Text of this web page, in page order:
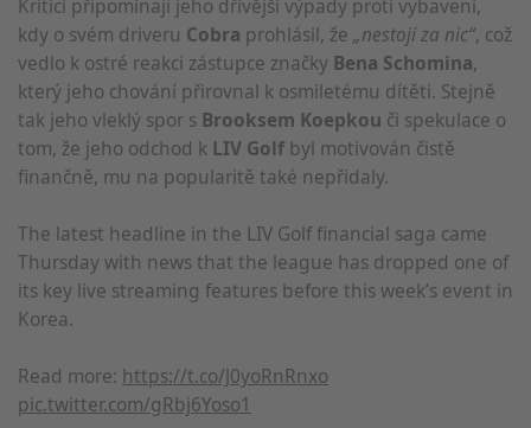
Kritici připomínají jeho dřívější výpady proti vybavení,
kdy o svém driveru Cobra prohlásil, že „nestojí za nic“, což
vedlo k ostré reakci zástupce značky Bena Schomina,
který jeho chování přirovnal k osmiletému dítěti. Stejně
tak jeho vleklý spor s Brooksem Koepkou či spekulace o
tom, že jeho odchod k LIV Golf byl motivován čistě
finančně, mu na popularitě také nepřidaly.
The latest headline in the LIV Golf financial saga came
Thursday with news that the league has dropped one of
its key live streaming features before this week’s event in
Korea.
Read more: https://t.co/J0yoRnRnxo
pic.twitter.com/gRbj6Yoso1